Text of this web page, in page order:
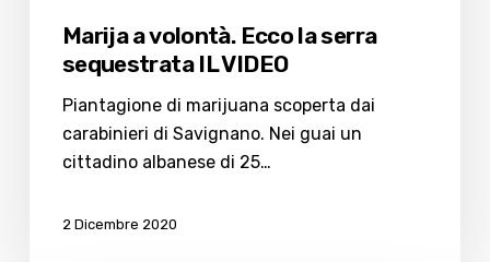
Marija a volontà. Ecco la serra
sequestrata IL VIDEO
Piantagione di marijuana scoperta dai
carabinieri di Savignano. Nei guai un
cittadino albanese di 25…
2 Dicembre 2020